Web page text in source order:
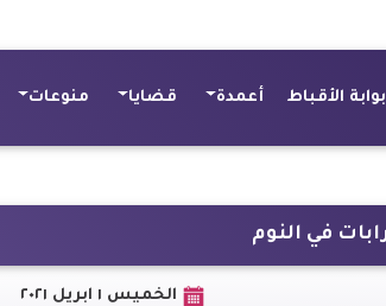
بوابة الأقباط أعمدة قضايا منوعات
الخميس ١ ابريل ٢٠٢١